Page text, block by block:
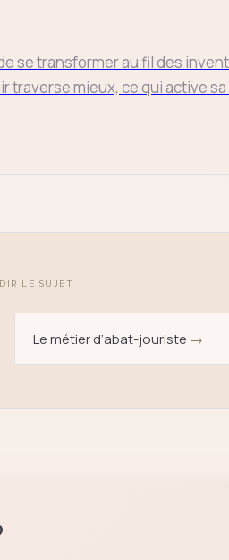
se transformer au fil des
traverse mieux, ce qui active
LE SUJET
Le métier d’abat-jouriste →